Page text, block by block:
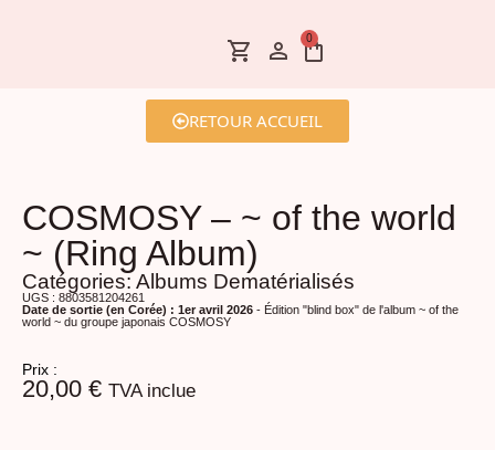
0
RETOUR ACCUEIL
COSMOSY – ~ of the world
~ (Ring Album)
Catégories: Albums Dematérialisés
UGS : 8803581204261
Date de sortie (en Corée) : 1er avril 2026 - Édition "blind box" de l'album ~ of the
world ~ du groupe japonais COSMOSY
Prix :
20,00 € TVA inclue